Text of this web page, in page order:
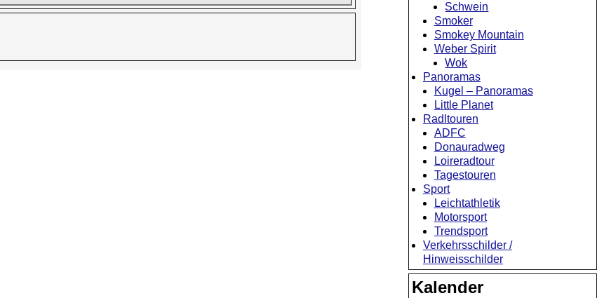
Schwein
Smoker
Smokey Mountain
Weber Spirit
Wok
Panoramas
Kugel – Panoramas
Little Planet
Radltouren
ADFC
Donauradweg
Loireradtour
Tagestouren
Sport
Leichtathletik
Motorsport
Trendsport
Verkehrsschilder /
Hinweisschilder
Kalender